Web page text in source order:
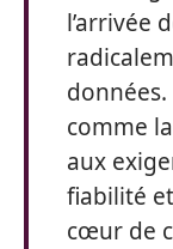
l’arrivée
données.
comme
aux
fiabilité
cœur de